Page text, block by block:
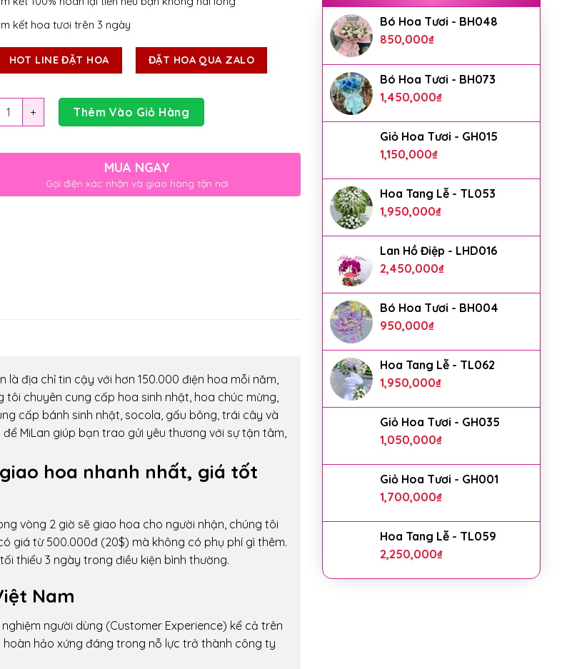
Bó Hoa Tươi - BH048
850,000₫
Bó Hoa Tươi - BH073
1,450,000₫
Giỏ Hoa Tươi - GH015
1,150,000₫
Hoa Tang Lễ - TL053
1,950,000₫
Lan Hồ Điệp - LHD016
2,450,000₫
Bó Hoa Tươi - BH004
950,000₫
Hoa Tang Lễ - TL062
1,950,000₫
Giỏ Hoa Tươi - GH035
1,050,000₫
Giỏ Hoa Tươi - GH001
1,700,000₫
Hoa Tang Lễ - TL059
2,250,000₫
kết hoa tươi trên 3 ngày
HOT LINE ĐẶT HOA ĐẶT HOA QUA ZALO
Thêm Vào Giỏ Hàng
MUA NGAY
Gọi điện xác nhận và giao hàng tận nơi
là địa chỉ tin cậy với hơn 150.000 điện hoa mỗi năm,
chuyên cung cấp hoa sinh nhật, hoa chúc mừng,
cấp bánh sinh nhật, socola, gấu bông, trái cây và
MiLan giúp bạn trao gửi yêu thương với sự tận tâm,
hoa nhanh nhất, giá tốt
vòng 2 giờ sẽ giao hoa cho người nhận, chúng tôi
giá từ 500.000đ (20$) mà không có phụ phí gì thêm.
thiểu 3 ngày trong điều kiện bình thường.
Nam
người dùng (Customer Experience) kể cả trên
hảo xứng đáng trong nỗ lực trở thành công ty